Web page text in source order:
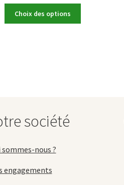
Choix des options
société
sommes-nous ?
engagements